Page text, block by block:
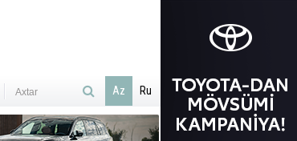
Az Ru